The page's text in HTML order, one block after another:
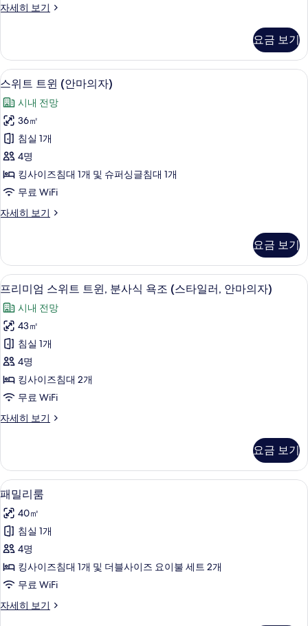
러)
진
모
두
보
기
자세히 보기
스
윈
(스
타
러)
자
세
히
보
기
요금 보기
스
위
트
트
윈
(안
마
자)
진
모
두
보
기
스위트 트윈 (안마의자) | 고급 침구,
7
스위트 트윈 (안마의자)
시내 전망
36㎡
침실 1개
4명
킹사이즈침대 1개 및 슈퍼싱글침대 1개
무료 WiFi
자세히 보기
스
윈
(안
마
자)
자
세
히
보
기
요금 보기
프
리
미
엄
스
위
트
윈,
사
식
욕
조
(스
타
일
러,
안
프리미엄 스위트 트윈, 분사식 욕조 (
9
프리미엄 스위트 트윈, 분사식 욕조 (스타일러, 안마의자)
시내 전망
43㎡
침실 1개
4명
킹사이즈침대 2개
무료 WiFi
자세히 보기
프
스
위
트
트
윈,
분
사
식
욕
조
(스
타
요금 보기
패
밀
리
룸
사
진
두
패밀리룸 | 고급 침구, 오리/거위털 이
6
패밀리룸
40㎡
침실 1개
4명
킹사이즈침대 1개 및 더블사이즈 요이불 세트 2개
무료 WiFi
자세히 보기
패